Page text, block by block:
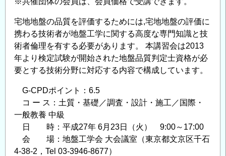
の
知
見
講
習
会
土
の
安
定
と
宅地地盤の品質を評価するためには,宅地地盤の評価に
携わる技術者が地盤工学に関する高度な専門知識と技
術者倫理を有する必要があります。 本講習会は2013
年より検定試験が開始された地盤品質判定士資格が必
要とする技術分野に対応する内容で構成しています。
G-CPDポイント：6.5
コ ー ス：土質・基礎／調査・設計・施工／国際・
一般教養 中級
日 時：平成27年 6月23日（火） 9:00～17:00
会 場：地盤工学会 大会議室（東京都文京区千石
4-38-2，Tel 03-3946-8677）